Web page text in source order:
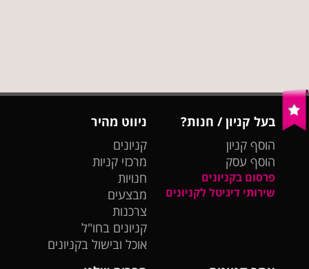
בעל קניון / חנות?
הוסף קניון
הוסף עסק
פרסום בקניונים
שירותי דיגיטל לקניונים
ניווט מהיר
קניונים
מרכזי קניות
חנויות
מבצעים
צרכנות
קניונים בחו"ל
אוכל ובישול בקניונים